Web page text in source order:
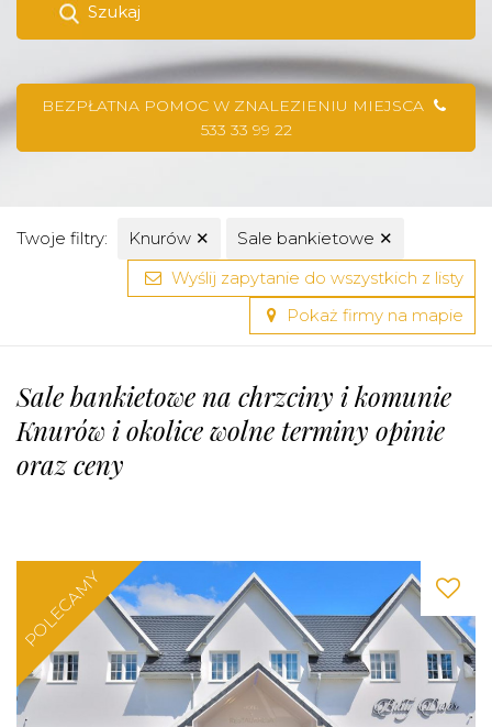
Szukaj
BEZPŁATNA POMOC W ZNALEZIENIU MIEJSCA
533 33 99 22
Twoje filtry: Knurów ✕ Sale bankietowe ✕
Wyślij zapytanie do wszystkich z listy
Pokaż firmy na mapie
Sale bankietowe na chrzciny i komunie
Knurów i okolice wolne terminy opinie
oraz ceny
POLECAMY